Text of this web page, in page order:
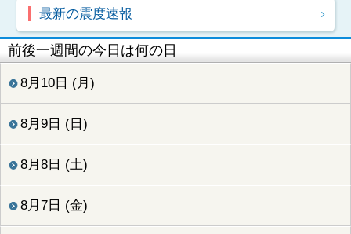
最新の震度速報
前後一週間の今日は何の日
8月10日 (月)
8月9日 (日)
8月8日 (土)
8月7日 (金)